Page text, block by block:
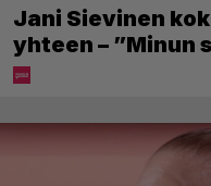
Jani Sievinen
yhteen – ”Minun